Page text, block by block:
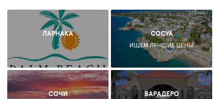
ЛАРНАКА
-
СОСУА
ИЩЕМ ЛУЧШИЕ ЦЕНЫ
СОЧИ ВАРАДЕРО